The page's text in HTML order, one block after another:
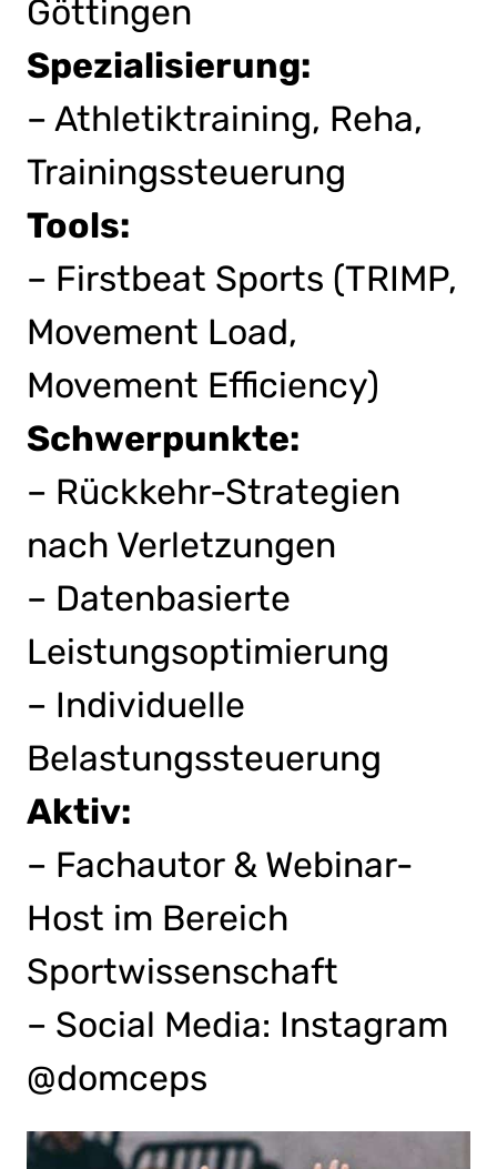
Göttingen
Spezialisierung:
– Athletiktraining, Reha,
Trainingssteuerung
Tools:
– Firstbeat Sports (TRIMP,
Movement Load,
Movement Efficiency)
Schwerpunkte:
– Rückkehr-Strategien
nach Verletzungen
– Datenbasierte
Leistungsoptimierung
– Individuelle
Belastungssteuerung
Aktiv:
– Fachautor & Webinar-
Host im Bereich
Sportwissenschaft
– Social Media: Instagram
@domceps